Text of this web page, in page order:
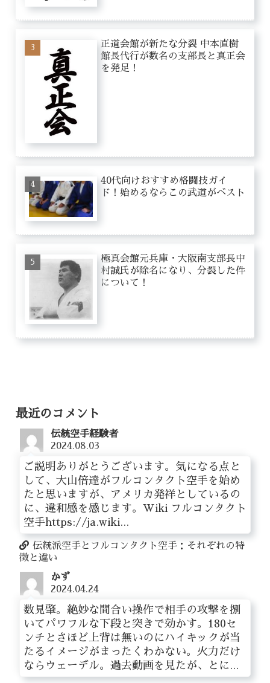
正道会館が新たな分裂 中本直樹
館長代行が数名の支部長と真正会
を発足！
40代向けおすすめ格闘技ガイ
ド！始めるならこの武道がベスト
極真会館元兵庫・大阪南支部長中
村誠氏が除名になり、分裂した件
について！
最近のコメント
伝統空手経験者
2024.08.03
ご説明ありがとうございます。気になる点と
して、大山倍達がフルコンタクト空手を始め
たと思いますが、アメリカ発祥としているの
に、違和感を感じます。Wiki フルコンタクト
空手https://ja.wiki...
伝統派空手とフルコンタクト空手：それぞれの特
徴と違い
かず
2024.04.24
数見肇。絶妙な間合い操作で相手の攻撃を捌
いてパワフルな下段と突きで効かす。180セ
ンチとさほど上背は無いのにハイキックが当
たるイメージがまったくわかない。火力だけ
ならウェーデル。過去動画を見たが、とに...